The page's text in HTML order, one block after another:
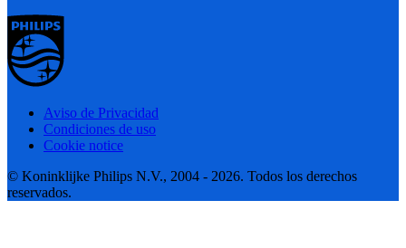
Aviso de Privacidad
Condiciones de uso
Cookie notice
© Koninklijke Philips N.V., 2004 - 2026. Todos los derechos
reservados.